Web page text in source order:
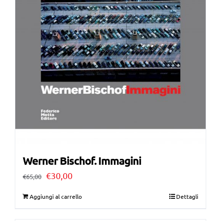
Werner Bischof. Immagini
€65,00 Il
€30,00Il
Aggiungi al carrello Dettagli